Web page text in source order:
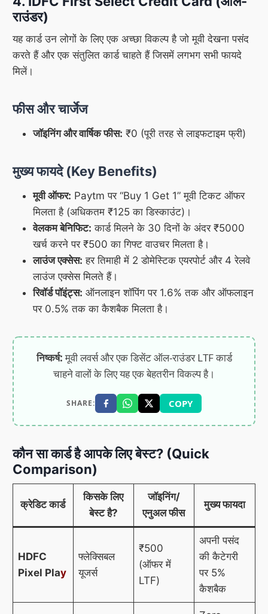
राउंडर)
यह कार्ड उन लोगों के लिए एक अच्छा विकल्प है जो मूवी देखना पसंद
करते हैं और एक संतुलित कार्ड चाहते हैं जिसमें लगभग सभी फायदे
मिलें।
फीस और चार्जेज
जॉइनिंग और वार्षिक फीस: ₹0 (पूरी तरह से लाइफटाइम फ्री)
मुख्य फायदे (Key Benefits)
मूवी ऑफर: Paytm पर “Buy 1 Get 1” मूवी टिकट ऑफर
मिलता है (अधिकतम ₹125 का डिस्काउंट)।
वेलकम बेनिफिट: कार्ड मिलने के 30 दिनों के अंदर ₹5000
खर्च करने पर ₹500 का गिफ्ट वाउचर मिलता है।
लाउंज एक्सेस: हर तिमाही में 2 डोमेस्टिक एयरपोर्ट और 4 रेलवे
लाउंज एक्सेस मिलते हैं।
रिवॉर्ड पॉइंट्स: ऑनलाइन शॉपिंग पर 1.6% तक और ऑफलाइन
पर 0.5% तक का कैशबैक मिलता है।
निष्कर्ष:मूवी लवर्स और एक डिसेंट ऑल-राउंडर LTF कार्ड
चाहने वालों के लिए यह एक बेहतरीन विकल्प है।
SHARE: COPY
कौन सा कार्ड है आपके लिए बेस्ट? (Quick
Comparison)
क्रेडिट कार्ड
किसके लिए
बेस्ट है?
जॉइनिंग/
एनुअल फीस
मुख्य फायदा
HDFC
Pixel Play
फ्लेक्सिबल
यूजर्स
₹500
(ऑफर में
LTF)
अपनी पसंद
की कैटेगरी
पर 5%
कैशबैक